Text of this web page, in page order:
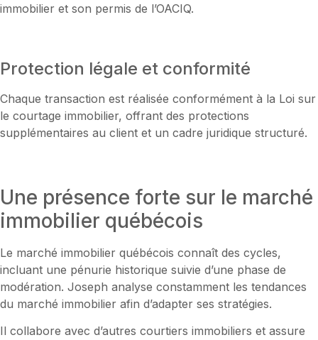
immobilier et son permis de l’OACIQ.
Protection légale et conformité
Chaque transaction est réalisée conformément à la Loi sur
le courtage immobilier, offrant des protections
supplémentaires au client et un cadre juridique structuré.
Une présence forte sur le marché
immobilier québécois
Le marché immobilier québécois connaît des cycles,
incluant une pénurie historique suivie d’une phase de
modération. Joseph analyse constamment les tendances
du marché immobilier afin d’adapter ses stratégies.
Il collabore avec d’autres courtiers immobiliers et assure